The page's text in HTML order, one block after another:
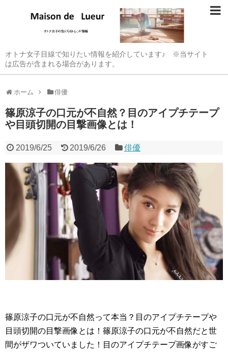
オトナ女子目線で知りたい情報を紹介しています♪ ※当サイト
は広告が含まれる場合があります。
ホーム 俳優
篠原涼子の口元が不自然？目のアイプチテープ
や目頭切開の目撃画像とは！
2019/6/25 2019/6/26 俳優
篠原涼子の口元が不自然って本当？目のアイプチテープや
目頭切開の目撃画像とは！篠原涼子の口元が不自然だと世
間がザワついていました！目のアイプチテープ画像がすご